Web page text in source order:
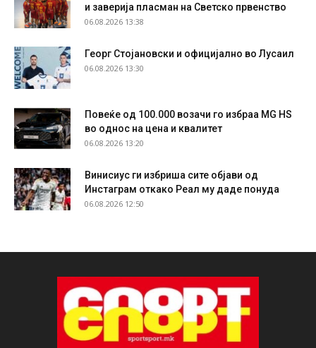
и заверија пласман на Светско првенство
06.08.2026 13:38
Георг Стојановски и официјално во Лусаил
06.08.2026 13:30
Повеќе од 100.000 возачи го избраа MG HS
во однос на цена и квалитет
06.08.2026 13:20
Винисиус ги избриша сите објави од
Инстаграм откако Реал му даде понуда
06.08.2026 12:50